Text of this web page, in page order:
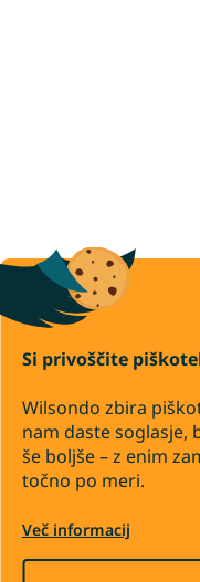
Si privoščite
Wilsondo zbira
nam daste soglasje,
še boljše – z enim
točno po meri.
Več informacij